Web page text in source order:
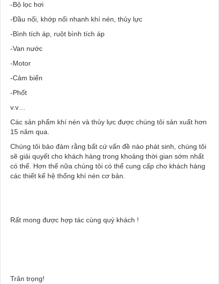
-Bộ lọc hơi
-Đầu nối, khớp nối nhanh khí nén, thủy lực
-Bình tích áp, ruột bình tích áp
-Van nước
-Motor
-Cảm biến
-Phốt
v.v…
Các sản phẩm khí nén và thủy lực được chúng tôi sản xuất hơn
15 năm qua.
Chúng tôi bảo đảm rằng bất cứ vấn đề nào phát sinh, chúng tôi
sẽ giải quyết cho khách hàng trong khoảng thời gian sớm nhất
có thể. Hơn thế nữa chúng tôi có thể cung cấp cho khách hàng
các thiết kế hệ thống khí nén cơ bản.
Rất mong được hợp tác cùng quý khách !
Trân trọng!